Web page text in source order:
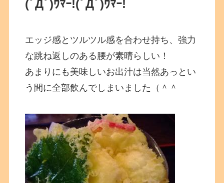
(ﾟДﾟ)ｳﾏｰ!(ﾟДﾟ)ｳﾏｰ!
エッジ感とツルツル感を合わせ持ち、強力
な跳ね返しのある腰が素晴らしい！
あまりにも美味しいお出汁は当然あっとい
う間に全部飲んでしまいました（＾＾